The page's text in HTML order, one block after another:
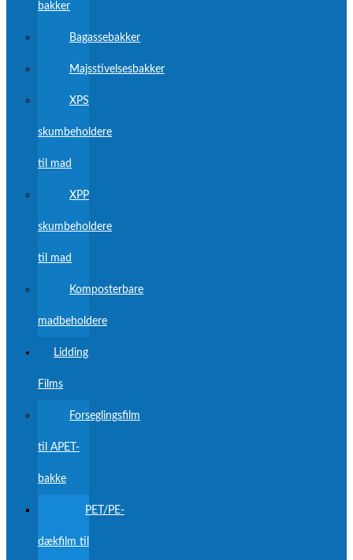
bakker
Bagassebakker
Majsstivelsesbakker
XPS
skumbeholdere
til mad
XPP
skumbeholdere
til mad
Komposterbare
madbeholdere
Lidding
Films
Forseglingsfilm
til APET-
bakke
PET/PE-
dækfilm til